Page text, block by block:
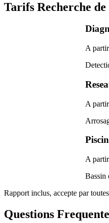
Tarifs Recherche
A
A
A
Bassin
Rapport inclus, accepte par
Questions